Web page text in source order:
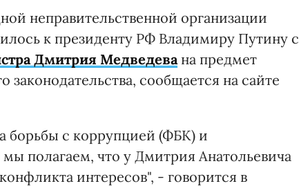
неправительственной организации
к президенту РФ Владимиру Путину с
Дмитрия Медведева на предмет
сообщается на сайте
борьбы с коррупцией (ФБК) и
полагаем, что у Дмитрия Анатольевича
интересов", - говорится в